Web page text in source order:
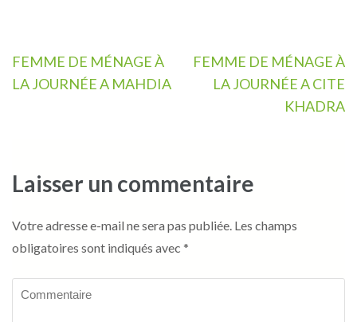
Navigation
de
FEMME DE MÉNAGE À
LA JOURNÉE A MAHDIA
FEMME DE MÉNAGE À
LA JOURNÉE A CITE
KHADRA
Laisser un commentaire
Votre adresse e-mail ne sera pas publiée. Les champs
obligatoires sont indiqués avec *
Commentaire